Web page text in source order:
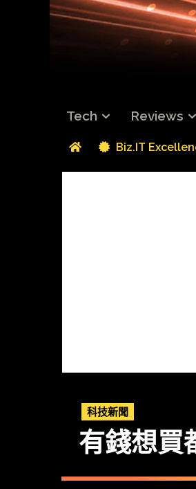
Tech Reviews
Biz.IT
科技新聞
有錢想買